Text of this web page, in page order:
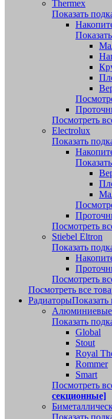
Thermex
Показать
Посмотреть
Electrolux
Показать
Посмотреть
Stiebel Eltron
Показать
Посмотреть
Посмотреть все
РадиаторыПоказать
Показать
Global
Stout
Royal
Rommer
Smart
Посмотреть
секционные]
Показать